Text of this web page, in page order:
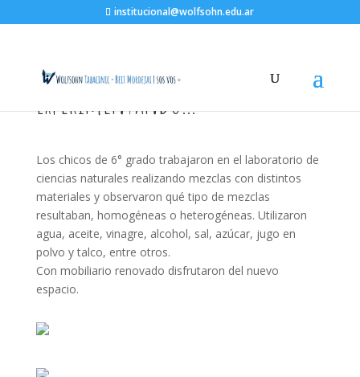
institucional@wolfsohn.edu.ar
Experimentando…
Los chicos de 6° grado trabajaron en el laboratorio de
ciencias naturales realizando mezclas con distintos
materiales y observaron qué tipo de mezclas
resultaban, homogéneas o heterogéneas. Utilizaron
agua, aceite, vinagre, alcohol, sal, azúcar, jugo en
polvo y talco, entre otros.
Con mobiliario renovado disfrutaron del nuevo
espacio.